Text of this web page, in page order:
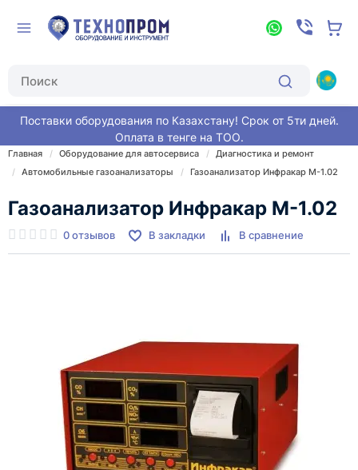
Поставки оборудования по Казахстану! Срок от 5ти дней.
Оплата в тенге на ТОО.
Главная Оборудование для автосервиса
Диагностика и ремонт
Автомобильные газоанализаторы
Газоанализатор Инфракар М-1.02
Газоанализатор Инфракар М-1.02
0 отзывов В закладки В сравнение